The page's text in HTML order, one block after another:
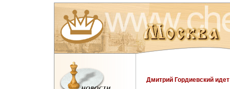
Дмитрий Гордиевский